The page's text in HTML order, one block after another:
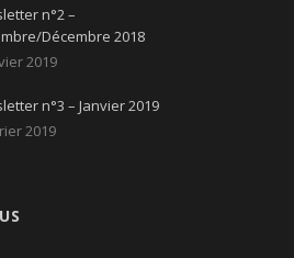
n°2 –
Décembre 2018
2019
n°3 – Janvier 2019
2019